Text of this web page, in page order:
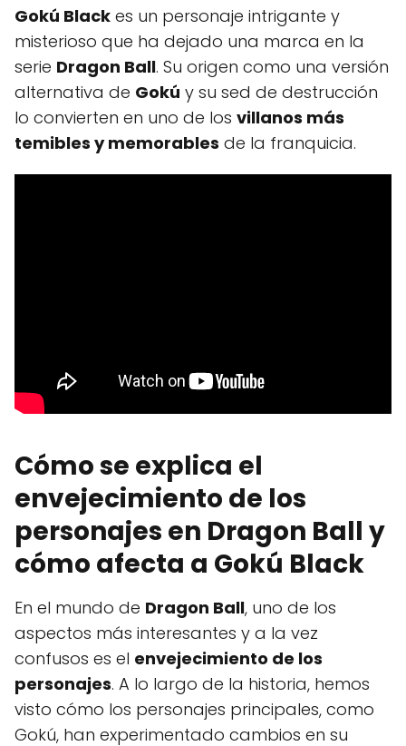
Gokú Black es un personaje intrigante y
misterioso que ha dejado una marca en la
serie Dragon Ball. Su origen como una versión
alternativa de Gokú y su sed de destrucción
lo convierten en uno de los villanos más
temibles y memorables de la franquicia.
Cómo se explica el
envejecimiento de los
personajes en Dragon Ball y
cómo afecta a Gokú Black
En el mundo de Dragon Ball, uno de los
aspectos más interesantes y a la vez
confusos es el envejecimiento de los
personajes. A lo largo de la historia, hemos
visto cómo los personajes principales, como
Gokú, han experimentado cambios en su